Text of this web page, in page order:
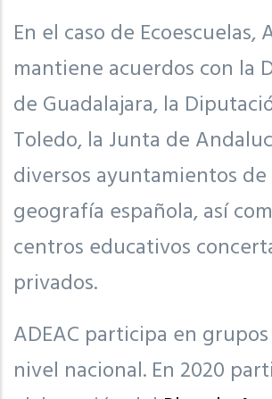
En el caso de Ecoescuelas,
mantiene acuerdos con la
de Guadalajara, la
Toledo, la Junta de
diversos ayuntamientos
geografía española, así
centros educativos
privados.
ADEAC participa en
nivel nacional. En 2020